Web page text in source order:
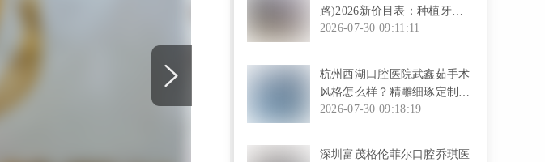
路)2026新价目表：种植牙
4680元起/颗，医保定点+10年
2026-07-30 09:11:11
杭州西湖口腔医院武鑫茹手术
风格怎么样？精雕细琢定制自
然美牙，拒绝模板化操作，患
2026-07-30 09:18:19
深圳富茂格伦菲尔口腔乔琪医